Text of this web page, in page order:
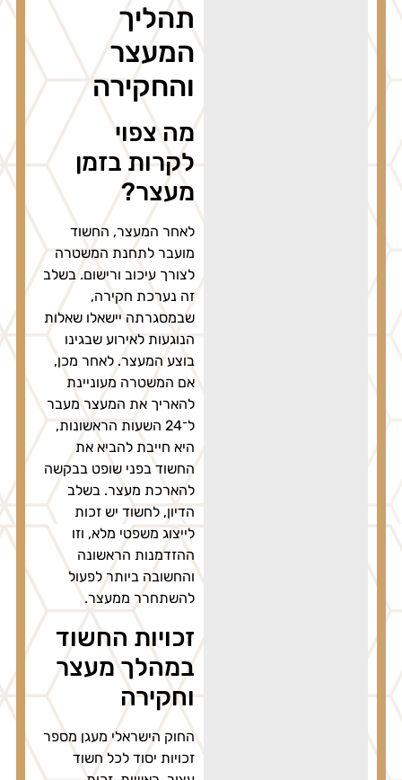
תהליך
המעצר
והחקירה
מה צפוי
לקרות בזמן
מעצר?
לאחר המעצר, החשוד
מועבר לתחנת המשטרה
לצורך עיכוב ורישום. בשלב
זה נערכת חקירה,
שבמסגרתה יישאלו שאלות
הנוגעות לאירוע שבגינו
בוצע המעצר. לאחר מכן,
אם המשטרה מעוניינת
להאריך את המעצר מעבר
ל־24 השעות הראשונות,
היא חייבת להביא את
החשוד בפני שופט בבקשה
להארכת מעצר. בשלב
הדיון, לחשוד יש זכות
לייצוג משפטי מלא, וזו
ההזדמנות הראשונה
והחשובה ביותר לפעול
להשתחרר ממעצר.
זכויות החשוד
במהלך מעצר
וחקירה
החוק הישראלי מעגן מספר
זכויות יסוד לכל חשוד